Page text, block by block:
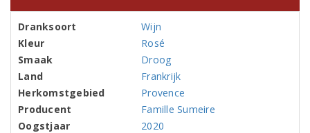
Dranksoort
Wijn
Kleur
Rosé
Smaak
Droog
Land
Frankrijk
Herkomstgebied
Provence
Producent
Famille Sumeire
Oogstjaar
2020